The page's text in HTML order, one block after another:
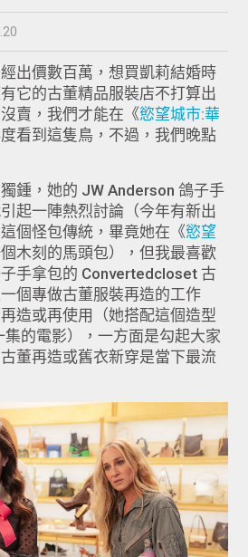
出價數百萬，想買凱莉結婚時
它的古董精品服裝店不打算出
賣，我們才能在《慾望城市:華
看到這隻鳥，不過，我們晚點
鍾，她的 JW Anderson 鴿子手
起一陣熱烈討論（今年有新出
個怪包傳統，畢竟她在《慾望
木刻的馬頭包），但我最喜歡
手拿包的 Convertedcloset 古
個專做古董服裝再造的工作
造或再使用（她搭配這個造型
集的電影），一方面是勾起大家
董再造或舊衣新穿是當下最流